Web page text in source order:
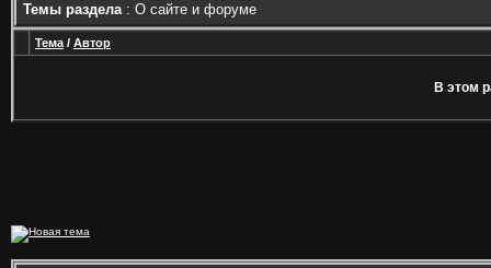
Темы раздела: О сайте и форуме
Тема / Автор
В этом